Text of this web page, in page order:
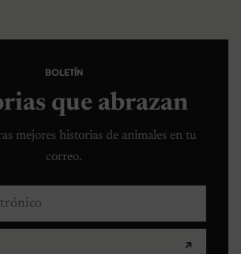
BOLETÍN
que abrazan
mejores historias de animales en tu
correo.
↗